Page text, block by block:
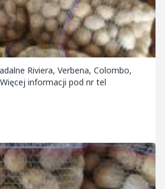
Riviera, Verbena, Colombo,
informacji pod nr tel